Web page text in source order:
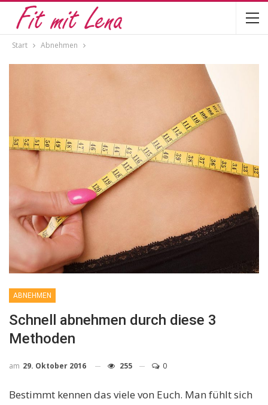
Start Abnehmen
ABNEHMEN
Schnell abnehmen durch diese 3
Methoden
am 29. Oktober 2016 255 0
Bestimmt kennen das viele von Euch. Man fühlt sich